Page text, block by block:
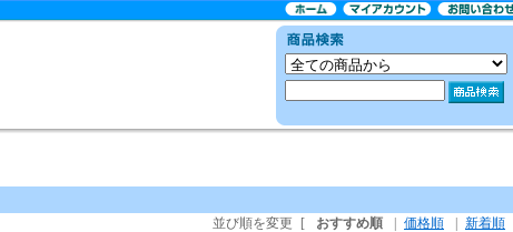
並び順を変更
[ おすすめ順 価格順 新着順